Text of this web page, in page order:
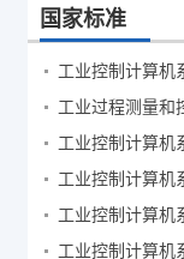
国家标准
工业控制计算机